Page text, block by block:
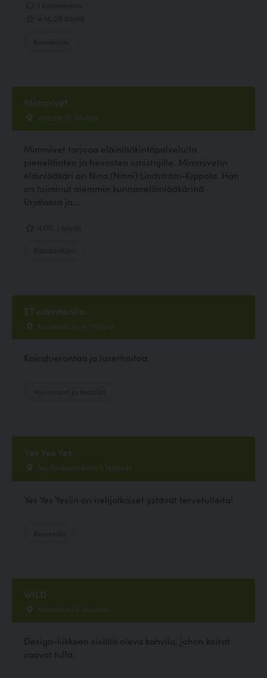
Mimmivet
Valtatie 19, Muhos
Mimmivet tarjoaa eläinlääkintäpalveluita
pieneläinten ja hevosten omistajille. Mimmivetin
eläinlääkäri on Nina (Ninni) Lindström-Kippola. Hän
on toiminut aiemmin kunnaneläinlääkärinä
Urjalassa ja...
ET eläinhuolto
Kustaankuja 4, Ylöjärvi
Koirahierontaa ja laserhoitoa
Yes Yes Yes
Iso Roobertinkatu 1, Helsinki
Yes Yes Yesiin on nelijalkaiset ystävät tervetulleita!
WILD
Mikonkatu 6, Helsinki
Design-liikkeen sisällä oleva kahvila, johon koirat
saavat tulla.